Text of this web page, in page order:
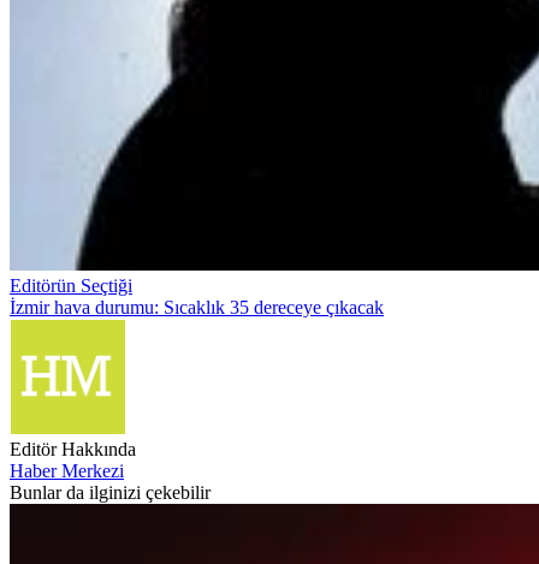
Editörün Seçtiği
İzmir hava durumu: Sıcaklık 35 dereceye çıkacak
Editör Hakkında
Haber Merkezi
Bunlar da ilginizi çekebilir